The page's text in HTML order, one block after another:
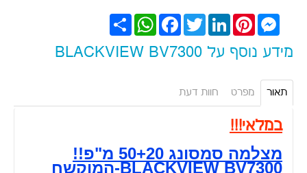
שתף
WhatsAppFacebook TwitterLinkedInPinterest
Messenger
מידע נוסף על BLACKVIEW BV7300
תאור מפרט חוות דעת
במלאי!!!
מצלמה סמסונג 50+20 מ"פ!!
BLACKVIEW BV7300-המוקשח